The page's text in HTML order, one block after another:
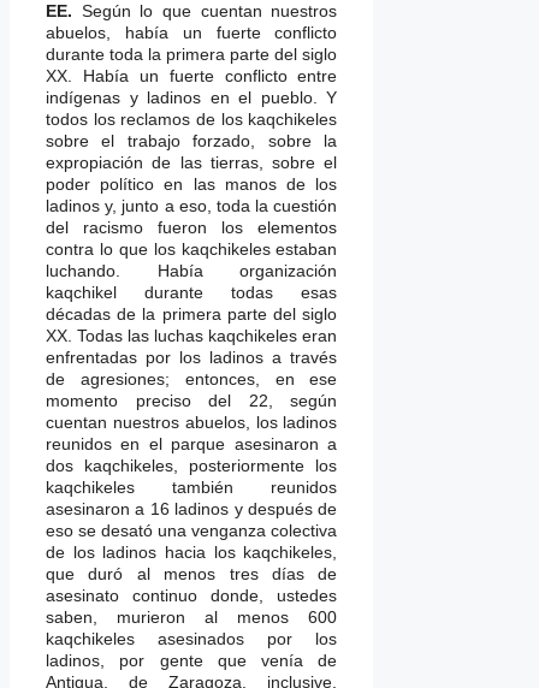
EE. Según lo que cuentan nuestros
abuelos, había un fuerte conflicto
durante toda la primera parte del siglo
XX. Había un fuerte conflicto entre
indígenas y ladinos en el pueblo. Y
todos los reclamos de los kaqchikeles
sobre el trabajo forzado, sobre la
expropiación de las tierras, sobre el
poder político en las manos de los
ladinos y, junto a eso, toda la cuestión
del racismo fueron los elementos
contra lo que los kaqchikeles estaban
luchando. Había organización
kaqchikel durante todas esas
décadas de la primera parte del siglo
XX. Todas las luchas kaqchikeles eran
enfrentadas por los ladinos a través
de agresiones; entonces, en ese
momento preciso del 22, según
cuentan nuestros abuelos, los ladinos
reunidos en el parque asesinaron a
dos kaqchikeles, posteriormente los
kaqchikeles también reunidos
asesinaron a 16 ladinos y después de
eso se desató una venganza colectiva
de los ladinos hacia los kaqchikeles,
que duró al menos tres días de
asesinato continuo donde, ustedes
saben, murieron al menos 600
kaqchikeles asesinados por los
ladinos, por gente que venía de
Antigua, de Zaragoza, inclusive,